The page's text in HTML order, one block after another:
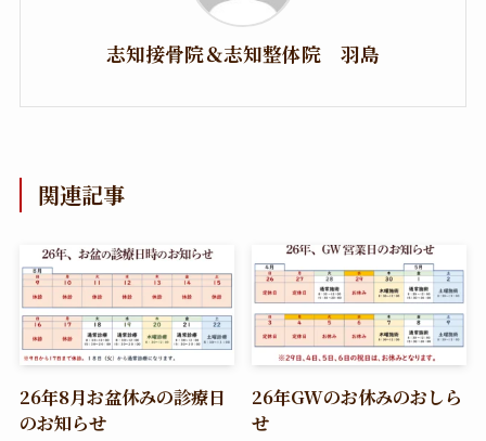
志知接骨院＆志知整体院 羽島
関連記事
26年8月お盆休みの診療日
のお知らせ
26年GWのお休みのおしら
せ